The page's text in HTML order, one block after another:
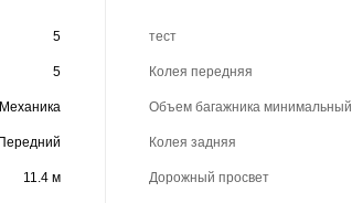
5
5
Механика
Передний
11.4 м
тест
Колея передняя
Объем багажника минимальный
Колея задняя
Дорожный просвет